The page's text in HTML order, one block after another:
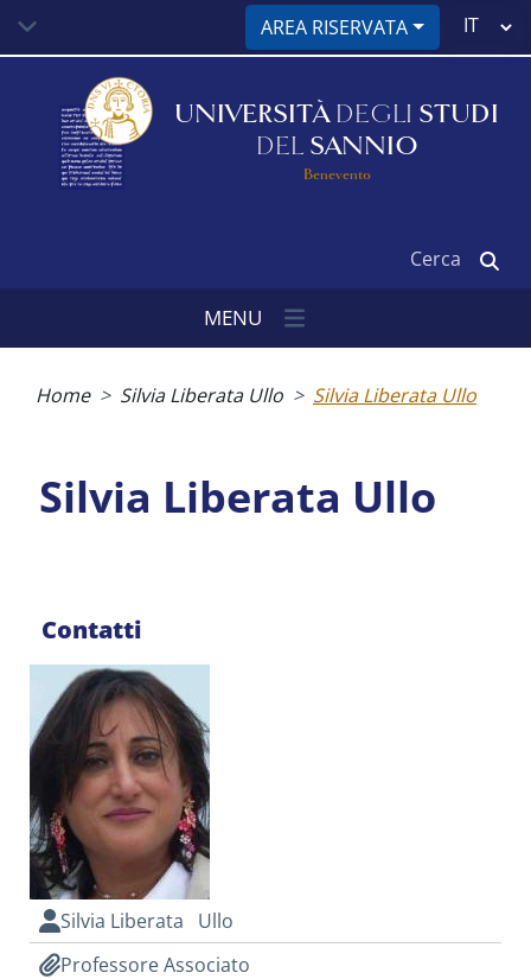
contenuto
AREA RISERVATA
Select
UNIVERSITÀ DEGLI STUDI
DEL SANNIO
Benevento
MENU
Home Silvia Liberata Ullo Silvia Liberata Ullo
Silvia Liberata Ullo
Contatti
Silvia Liberata Ullo
Professore Associato